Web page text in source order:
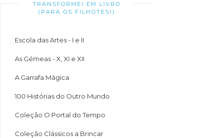
TRANSFORMEI EM LIVRO
(PARA OS FILHOTES!)
Escola das Artes - I e II
As Gémeas - X, XI e XII
A Garrafa Mágica
100 Histórias do Outro Mundo
Coleção O Portal do Tempo
Coleção Clássicos a Brincar